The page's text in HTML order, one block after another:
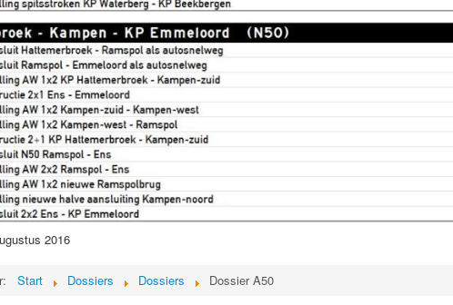
2016
Start Dossiers Dossiers Dossier A50